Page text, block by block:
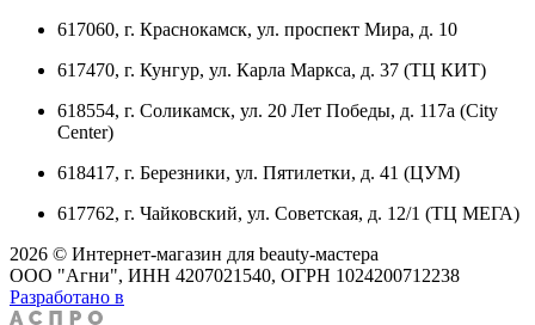
617060, г. Краснокамск, ул. проспект Мира, д. 10
617470, г. Кунгур, ул. Карла Маркса, д. 37 (ТЦ КИТ)
618554, г. Соликамск, ул. 20 Лет Победы, д. 117а (City
Center)
618417, г. Березники, ул. Пятилетки, д. 41 (ЦУМ)
617762, г. Чайковский, ул. Советская, д. 12/1 (ТЦ МЕГА)
2026 © Интернет-магазин для beauty-мастера
ООО "Агни", ИНН 4207021540, ОГРН 1024200712238
Разработано в